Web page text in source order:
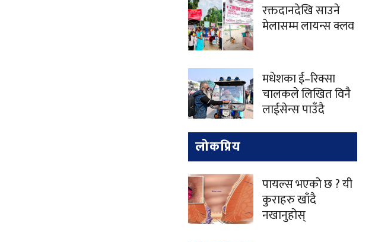
रक्तदानदेखि साउने
मेलासम्म लायन्स क्लव
मधेशका ई–रिक्सा
चालकले लिखित विनै
लाईसेन्स पाउँदै
लोकप्रिय
पायल्स भएको छ ? यी
कुराहरु खाँदै
नखानुहोस्